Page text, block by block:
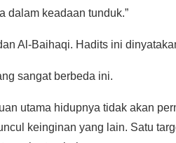
dalam keadaan tunduk.”
Al-Baihaqi. Hadits ini
sangat berbeda ini.
utama hidupnya tidak akan
keinginan yang lain. Satu